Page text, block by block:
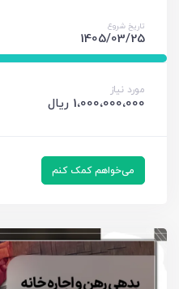
تاریخ شروع
1405/03/25
مورد نیاز
1،000،000،000 ریال
می‌خواهم کمک کنم